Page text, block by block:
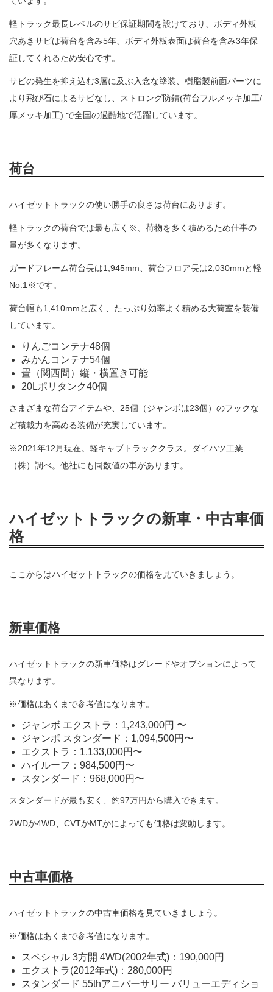
軽トラック最長レベルのサビ保証期間を設けており、ボディ外板
穴あきサビは荷台を含み5年、ボディ外板表面は荷台を含み3年保
証してくれるため安心です。
サビの発生を抑え込む3層に及ぶ入念な塗装、樹脂製前面パーツに
より飛び石によるサビなし、ストロング防錆(荷台フルメッキ加工/
厚メッキ加工) で全国の過酷地で活躍しています。
荷台
ハイゼットトラックの使い勝手の良さは荷台にあります。
軽トラックの荷台では最も広く※、荷物を多く積めるため仕事の
量が多くなります。
ガードフレーム荷台長は1,945mm、荷台フロア長は2,030mmと軽
No.1※です。
荷台幅も1,410mmと広く、たっぷり効率よく積める大荷室を装備
しています。
りんごコンテナ48個
みかんコンテナ54個
畳（関西間）縦・横置き可能
20Lポリタンク40個
さまざまな荷台アイテムや、25個（ジャンボは23個）のフックな
ど積載力を高める装備が充実しています。
※2021年12月現在。軽キャブトラッククラス。ダイハツ工業
（株）調べ。他社にも同数値の車があります。
ハイゼットトラックの新車・中古車価
格
ここからはハイゼットトラックの価格を見ていきましょう。
新車価格
ハイゼットトラックの新車価格はグレードやオプションによって
異なります。
※価格はあくまで参考値になります。
ジャンボ エクストラ：1,243,000円 〜
ジャンボ スタンダード：1,094,500円〜
エクストラ：1,133,000円〜
ハイルーフ：984,500円〜
スタンダード：968,000円〜
スタンダードが最も安く、約97万円から購入できます。
2WDか4WD、CVTかMTかによっても価格は変動します。
中古車価格
ハイゼットトラックの中古車価格を見ていきましょう。
※価格はあくまで参考値になります。
スペシャル 3方開 4WD(2002年式)：190,000円
エクストラ(2012年式)：280,000円
スタンダード 55thアニバーサリー バリューエディショ